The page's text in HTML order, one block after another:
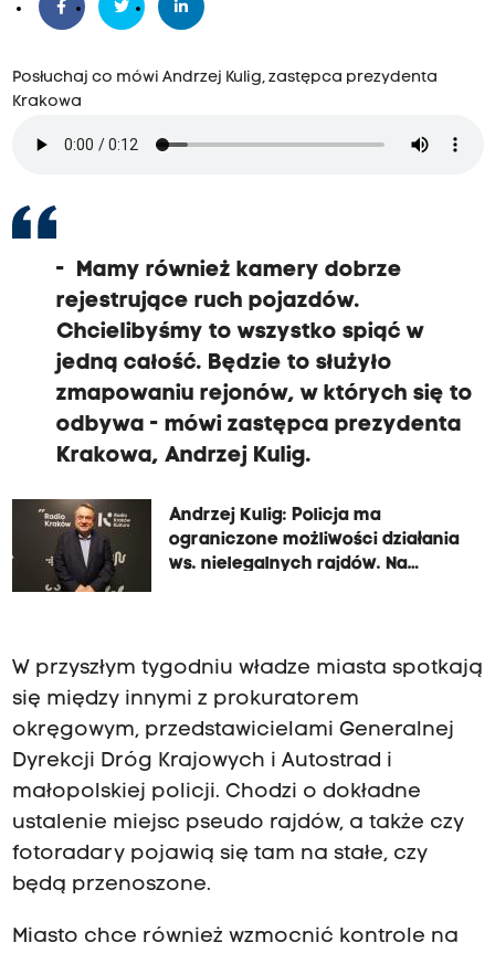
Posłuchaj co mówi Andrzej Kulig, zastępca prezydenta
Krakowa
- Mamy również kamery dobrze
rejestrujące ruch pojazdów.
Chcielibyśmy to wszystko spiąć w
jedną całość. Będzie to służyło
zmapowaniu rejonów, w których się to
odbywa - mówi zastępca prezydenta
Krakowa, Andrzej Kulig.
Andrzej Kulig: Policja ma
ograniczone możliwości działania
ws. nielegalnych rajdów. Na
W przyszłym tygodniu władze miasta spotkają
się między innymi z prokuratorem
okręgowym, przedstawicielami Generalnej
Dyrekcji Dróg Krajowych i Autostrad i
małopolskiej policji. Chodzi o dokładne
ustalenie miejsc pseudo rajdów, a także czy
fotoradary pojawią się tam na stałe, czy
będą przenoszone.
Miasto chce również wzmocnić kontrole na